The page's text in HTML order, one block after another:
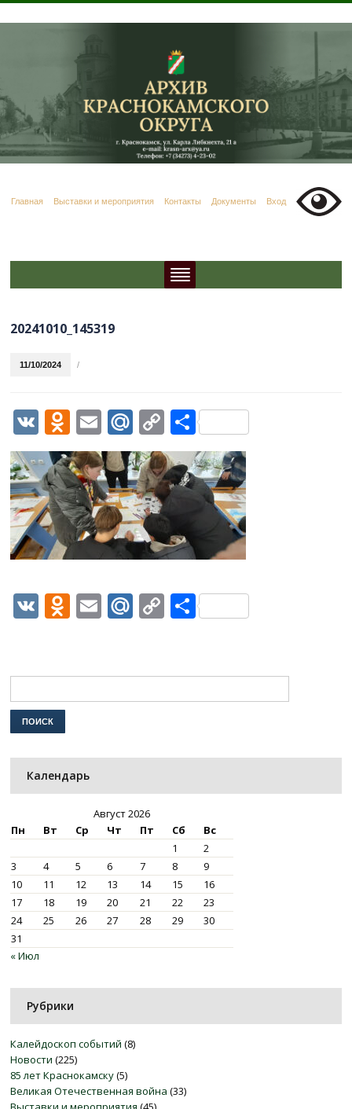
Главная Выставки и мероприятия Контакты Документы Вход
20241010_145319
11/10/2024 /
VK Odnoklassniki
EmailMail.Ru
Copy
Link
Отправить
VK Odnoklassniki
EmailMail.Ru
CopyОтправить
Календарь
Август 2026
Пн
Вт Ср Чт Пт Сб
Вс
1
2
3
4 5 6 7 8
9
10
11 12 13 14 15
16
17
18 19 20 21 22
23
24
25 26 27 28 29
30
31
« Июл
Рубрики
Калейдоскоп событий (8)
Новости (225)
85 лет Краснокамску(5)
Великая Отечественная война (33)